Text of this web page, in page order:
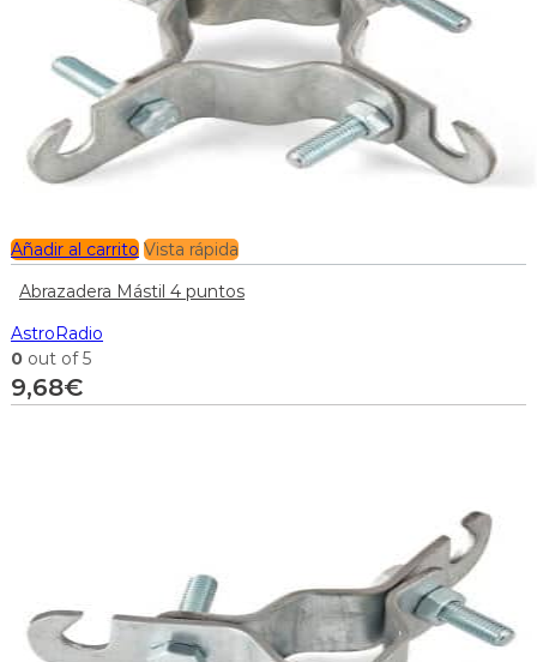
Añadir al carrito Vista rápida
Abrazadera Mástil 4 puntos
AstroRadio
0 out of 5
9,68€